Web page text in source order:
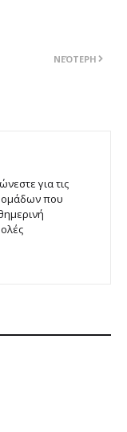
ΝΕΌΤΕΡΗ
για τις
ομάδων που